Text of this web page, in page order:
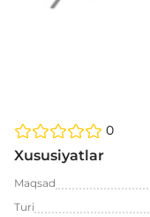
0
Xususiyatlar
Maqsad
Turi